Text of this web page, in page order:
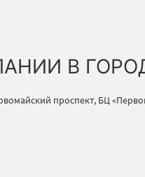
В
проспект, БЦ